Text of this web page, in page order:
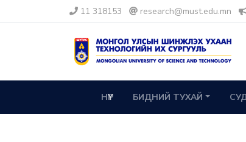
11 318153 research@must.edu.mn
НҮҮР БИДНИЙ ТУХАЙ